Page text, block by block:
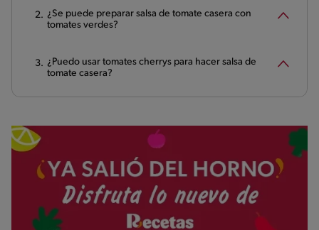
¿Se puede preparar salsa de tomate casera con
tomates verdes?
¿Puedo usar tomates cherrys para hacer salsa de
tomate casera?